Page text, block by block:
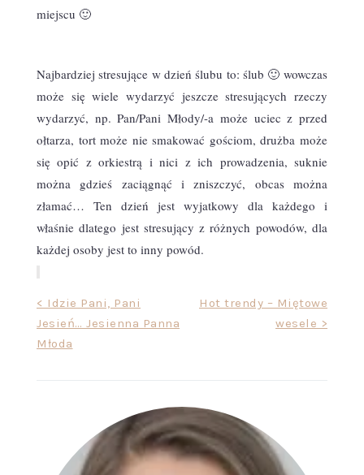
miejscu 🙂
Najbardziej stresujące w dzień ślubu to: ślub 🙂 wowczas
może się wiele wydarzyć jeszcze stresujących rzeczy
wydarzyć, np. Pan/Pani Młody/-a może uciec z przed
ołtarza, tort może nie smakować gościom, drużba może
się opić z orkiestrą i nici z ich prowadzenia, suknie
można gdzieś zaciągnąć i zniszczyć, obcas można
złamać… Ten dzień jest wyjatkowy dla każdego i
właśnie dlatego jest stresujący z różnych powodów, dla
każdej osoby jest to inny powód.
Nawigacja
wpisu
< Idzie Pani, Pani
Jesień… Jesienna Panna
Młoda
Hot trendy – Miętowe
wesele >